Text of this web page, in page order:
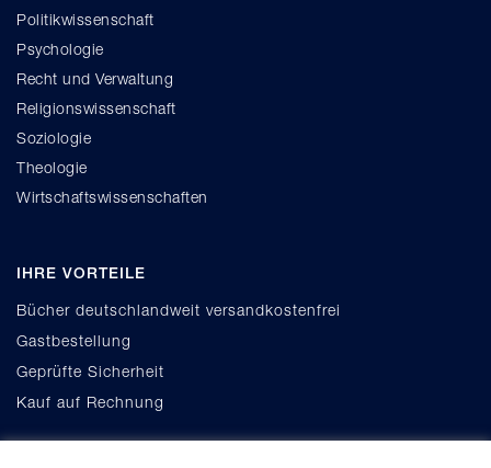
Politikwissenschaft
Psychologie
Recht und Verwaltung
Religionswissenschaft
Soziologie
Theologie
Wirtschaftswissenschaften
IHRE VORTEILE
Bücher deutschlandweit versandkostenfrei
Gastbestellung
Geprüfte Sicherheit
Kauf auf Rechnung